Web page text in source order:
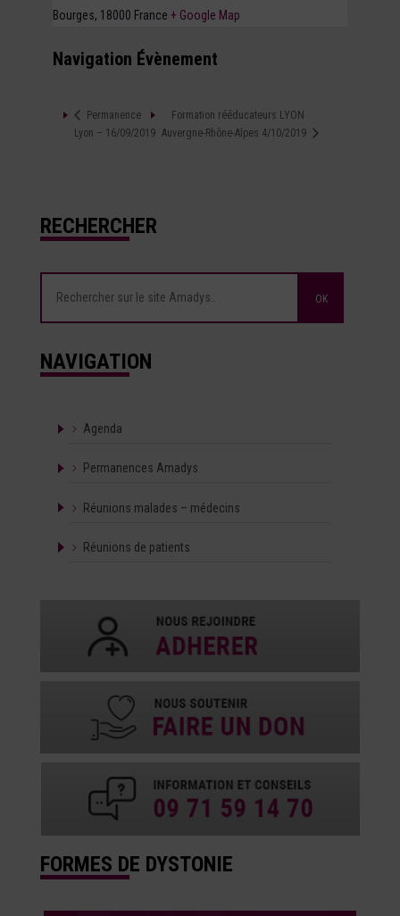
Bourges, 18000 France + Google Map
Navigation Évènement
Permanence
Lyon – 16/09/2019
Formation rééducateurs LYON
Auvergne-Rhône-Alpes 4/10/2019
RECHERCHER
NAVIGATION
Agenda
Permanences Amadys
Réunions malades – médecins
Réunions de patients
FORMES DE DYSTONIE